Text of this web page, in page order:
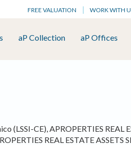
FREE VALUATION WORK WITH
aP Collection aP Offices
CE), APROPERTIES REAL
REAL ESTATE ASSETS